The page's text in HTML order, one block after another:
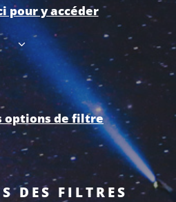
pour y accéder
options de filtre
DES FILTRES